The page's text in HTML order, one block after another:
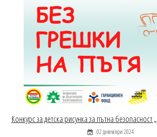
Конкурс за детска рисунка за пътна безопасност
02 декември 2024